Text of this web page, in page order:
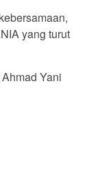
yang turut
Yani